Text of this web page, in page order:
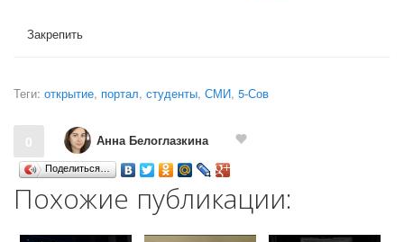
Закрепить
Теги: открытие, портал, студенты, СМИ, 5-Сов
0 Анна Белоглазкина
Поделиться…
Похожие публикации: